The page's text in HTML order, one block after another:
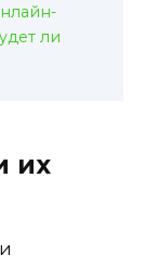
ли
их